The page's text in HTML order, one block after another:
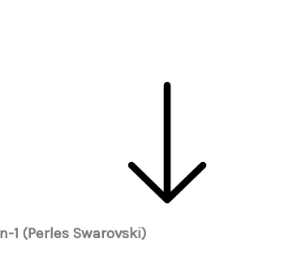
1 (Perles Swarovski)